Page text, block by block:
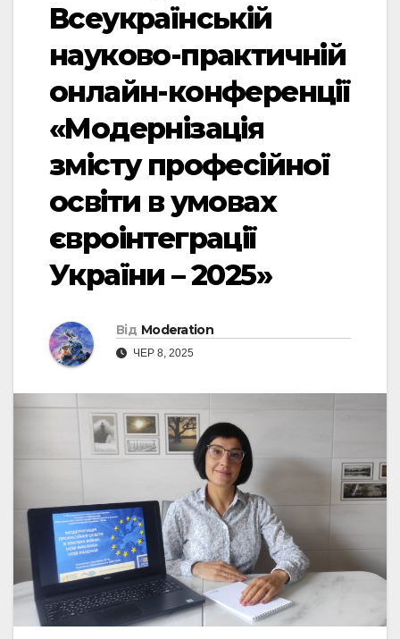
Всеукраїнській
науково-практичній
онлайн-конференції
«Модернізація
змісту професійної
освіти в умовах
євроінтеграції
України – 2025»
Від Moderation
ЧЕР 8, 2025